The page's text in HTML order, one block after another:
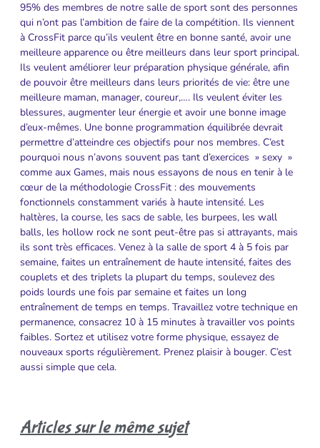
95% des membres de notre salle de sport sont des personnes
qui n’ont pas l’ambition de faire de la compétition. Ils viennent
à CrossFit parce qu’ils veulent être en bonne santé, avoir une
meilleure apparence ou être meilleurs dans leur sport principal.
Ils veulent améliorer leur préparation physique générale, afin
de pouvoir être meilleurs dans leurs priorités de vie: être une
meilleure maman, manager, coureur,…. Ils veulent éviter les
blessures, augmenter leur énergie et avoir une bonne image
d’eux-mêmes. Une bonne programmation équilibrée devrait
permettre d’atteindre ces objectifs pour nos membres. C’est
pourquoi nous n’avons souvent pas tant d’exercices » sexy »
comme aux Games, mais nous essayons de nous en tenir à le
cœur de la méthodologie CrossFit : des mouvements
fonctionnels constamment variés à haute intensité. Les
haltères, la course, les sacs de sable, les burpees, les wall
balls, les hollow rock ne sont peut-être pas si attrayants, mais
ils sont très efficaces. Venez à la salle de sport 4 à 5 fois par
semaine, faites un entraînement de haute intensité, faites des
couplets et des triplets la plupart du temps, soulevez des
poids lourds une fois par semaine et faites un long
entraînement de temps en temps. Travaillez votre technique en
permanence, consacrez 10 à 15 minutes à travailler vos points
faibles. Sortez et utilisez votre forme physique, essayez de
nouveaux sports régulièrement. Prenez plaisir à bouger. C’est
aussi simple que cela.
Articles sur le même sujet